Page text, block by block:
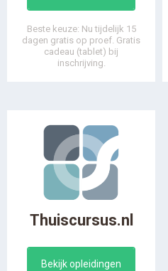
Beste keuze: Nu tijdelijk 15
dagen gratis op proef. Gratis
cadeau (tablet) bij
inschrijving.
Thuiscursus.nl
Bekijk opleidingen